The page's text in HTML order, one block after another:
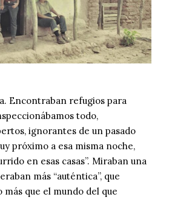
Encontraban refugios para
todo,
ignorantes de un pasado
próximo a esa misma noche,
en esas casas”. Miraban una
más “auténtica”, que
más que el mundo del que